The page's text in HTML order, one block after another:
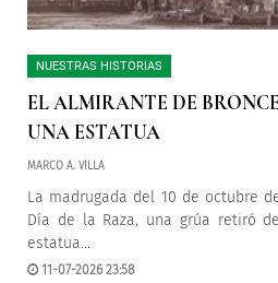
NUESTRAS HISTORIAS
EL ALMIRANTE DE
UNA ESTATUA
MARCO A. VILLA
La madrugada del 10 de octubre
Día de la Raza, una grúa retiró
estatua...
11-07-2026 23:58